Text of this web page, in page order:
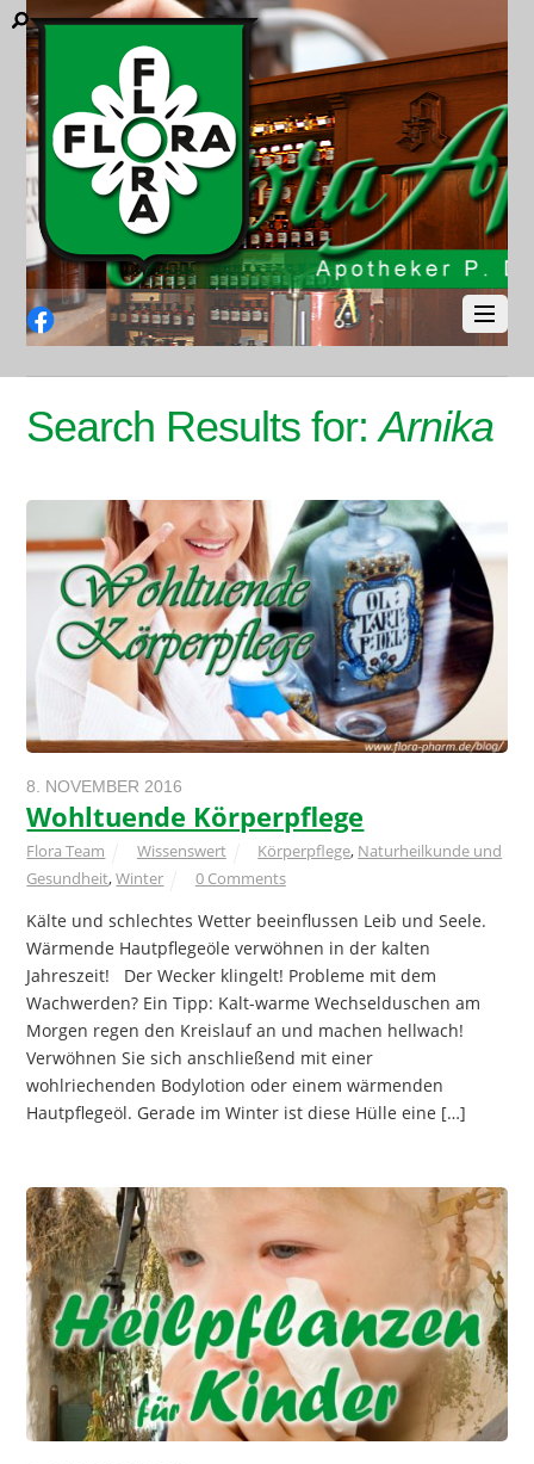
Facebook
Search Results for:Arnika
8. NOVEMBER 2016
Wohltuende Körperpflege
Flora Team Wissenswert Körperpflege, Naturheilkunde und
Gesundheit,Winter 0 Comments
Kälte und schlechtes Wetter beeinflussen Leib und Seele.
Wärmende Hautpflegeöle verwöhnen in der kalten
Jahreszeit! Der Wecker klingelt! Probleme mit dem
Wachwerden? Ein Tipp: Kalt-warme Wechselduschen am
Morgen regen den Kreislauf an und machen hellwach!
Verwöhnen Sie sich anschließend mit einer
wohlriechenden Bodylotion oder einem wärmenden
Hautpflegeöl. Gerade im Winter ist diese Hülle eine […]